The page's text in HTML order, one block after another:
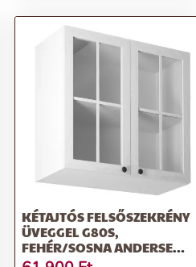
KÉTAJTÓS FELSŐSZEKRÉNY
ÜVEGGEL G80S,
FEHÉR/SOSNA ANDERSEN,
PROVANCE